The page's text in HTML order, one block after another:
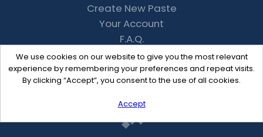
We use cookies on our website to give you the most relevant
experience by remembering your preferences and repeat visits.
By clicking “Accept”, you consent to the use of all cookies.
Accept
Create New Paste
Your Account
F.A.Q.
Recent
Contact